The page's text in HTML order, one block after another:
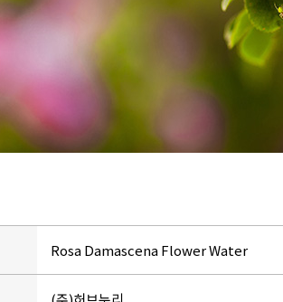
Rosa Damascena Flower Water